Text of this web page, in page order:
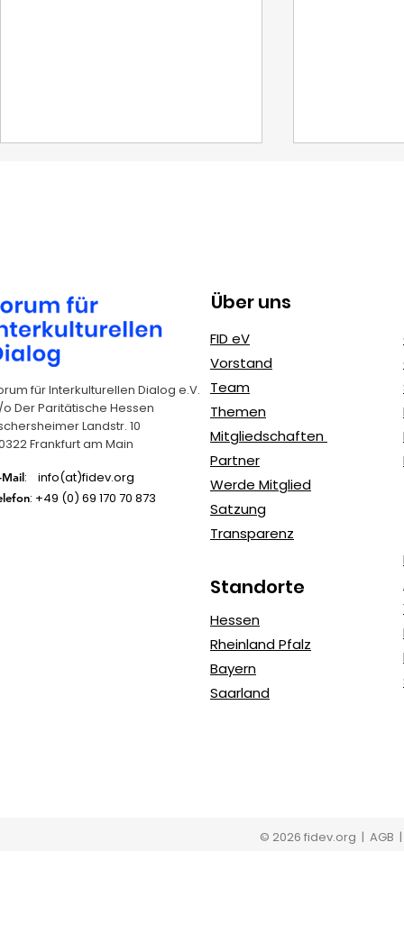
gegen
für Interkulturellen Dialog e.V.
Der Paritätische Hessen
Landstr. 10
Frankfurt am Main
Mail: info(at)fidev.org
: +49 (0) 69 170 70 873
Über uns
FID eV
Vorstand
Team
Themen
Mitgliedschaften
Partner
Werde Mitglied
Satzung
Transparenz
Standorte
Hessen
Rheinland Pfalz
Bayern
Saarland
© 2026 fidev.org | AGB